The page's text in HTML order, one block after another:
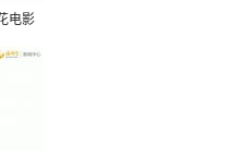
电影
启动